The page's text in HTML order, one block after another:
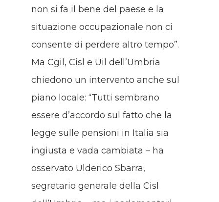
non si fa il bene del paese e la
situazione occupazionale non ci
consente di perdere altro tempo”.
Ma Cgil, Cisl e Uil dell’Umbria
chiedono un intervento anche sul
piano locale: “Tutti sembrano
essere d’accordo sul fatto che la
legge sulle pensioni in Italia sia
ingiusta e vada cambiata – ha
osservato Ulderico Sbarra,
segretario generale della Cisl